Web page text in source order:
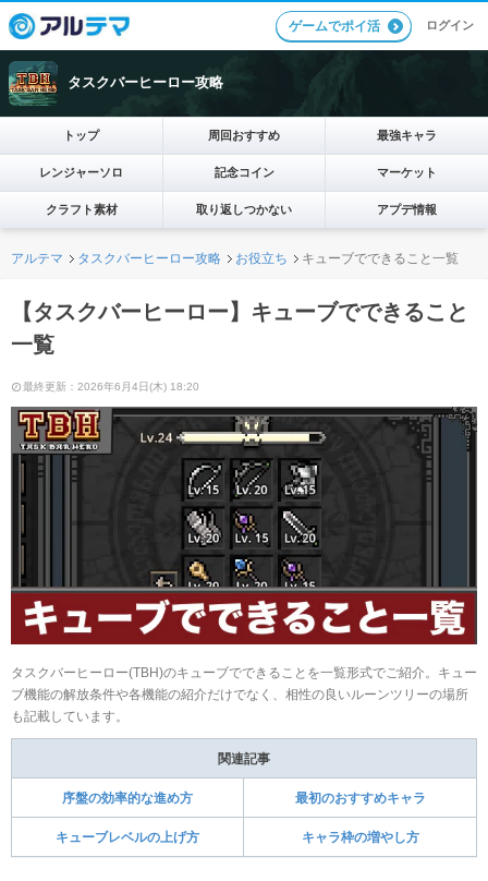
ゲームでポイ活 ログイン
タスクバーヒーロー攻略
トップ 周回おすすめ 最強キャラ
レンジャーソロ 記念コイン マーケット
クラフト素材 取り返しつかない アプデ情報
アルテマ タスクバーヒーロー攻略 お役立ち キューブでできること一覧
【タスクバーヒーロー】キューブでできること
一覧
最終更新：2026年6月4日(木) 18:20
タスクバーヒーロー(TBH)のキューブでできることを一覧形式でご紹介。キュー
ブ機能の解放条件や各機能の紹介だけでなく、相性の良いルーンツリーの場所
も記載しています。
関連記事
序盤の効率的な進め方 最初のおすすめキャラ
キューブレベルの上げ方 キャラ枠の増やし方